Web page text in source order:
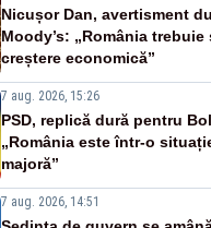
Nicușor Dan, avertisment
Moody’s: „România trebuie
creștere economică”
7 aug. 2026, 15:26
PSD, replică dură pentru
„România este într-o
majoră”
7 aug. 2026, 14:51